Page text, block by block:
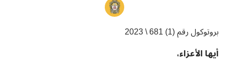
بروتوكول رقم (1) 681 \ 2023
أيها الأعزاء،